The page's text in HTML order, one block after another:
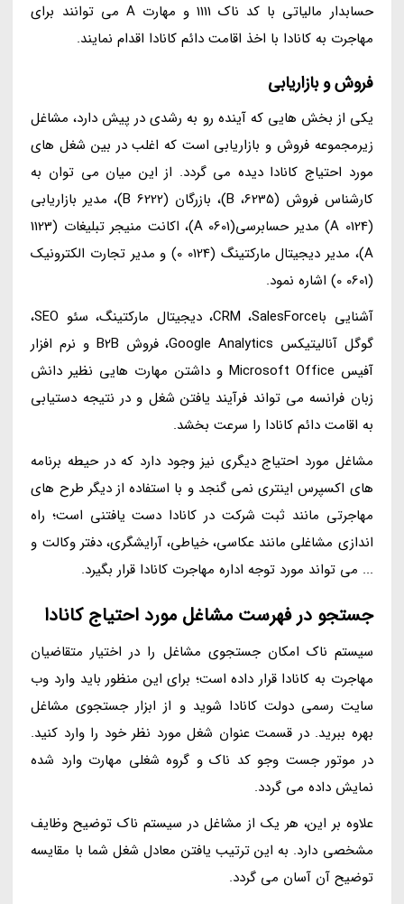
حسابدار مالیاتی با کد ناک 1111 و مهارت A می توانند برای
مهاجرت به کانادا با اخذ اقامت دائم کانادا اقدام نمایند.
فروش و بازاریابی
یکی از بخش هایی که آینده رو به رشدی در پیش دارد، مشاغل
زیرمجموعه فروش و بازاریابی است که اغلب در بین شغل های
مورد احتیاج کانادا دیده می گردد. از این میان می توان به
کارشناس فروش (6235، B)، بازرگان (6222 B)، مدیر بازاریابی
(0124 A) مدیر حسابرسی(0601 A)، اکانت منیجر تبلیغات (1123
A)، مدیر دیجیتال مارکتینگ (0124 0) و مدیر تجارت الکترونیک
(0601 0) اشاره نمود.
آشنایی باCRM ،SalesForce، دیجیتال مارکتینگ، سئو SEO،
گوگل آنالیتیکس Google Analytics، فروش B2B و نرم افزار
آفیس Microsoft Office و داشتن مهارت هایی نظیر دانش
زبان فرانسه می تواند فرآیند یافتن شغل و در نتیجه دستیابی
به اقامت دائم کانادا را سرعت بخشد.
مشاغل مورد احتیاج دیگری نیز وجود دارد که در حیطه برنامه
های اکسپرس اینتری نمی گنجد و با استفاده از دیگر طرح های
مهاجرتی مانند ثبت شرکت در کانادا دست یافتنی است؛ راه
اندازی مشاغلی مانند عکاسی، خیاطی، آرایشگری، دفتر وکالت و
... می تواند مورد توجه اداره مهاجرت کانادا قرار بگیرد.
جستجو در فهرست مشاغل مورد احتیاج کانادا
سیستم ناک امکان جستجوی مشاغل را در اختیار متقاضیان
مهاجرت به کانادا قرار داده است؛ برای این منظور باید وارد وب
سایت رسمی دولت کانادا شوید و از ابزار جستجوی مشاغل
بهره ببرید. در قسمت عنوان شغل مورد نظر خود را وارد کنید.
در موتور جست وجو کد ناک و گروه شغلی مهارت وارد شده
نمایش داده می گردد.
علاوه بر این، هر یک از مشاغل در سیستم ناک توضیح وظایف
مشخصی دارد. به این ترتیب یافتن معادل شغل شما با مقایسه
توضیح آن آسان می گردد.